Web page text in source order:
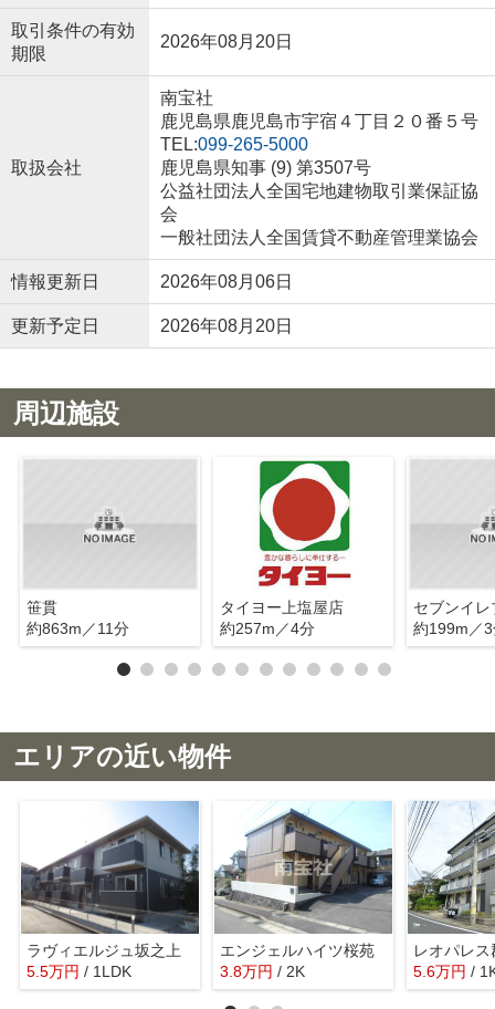
取引条件の有効
期限
2026年08月20日
取扱会社
南宝社
鹿児島県鹿児島市宇宿４丁目２０番５号
TEL:099-265-5000
鹿児島県知事 (9) 第3507号
公益社団法人全国宅地建物取引業保証協
会
一般社団法人全国賃貸不動産管理業協会
情報更新日 2026年08月06日
更新予定日 2026年08月20日
周辺施設
笹貫
約863m／11分
タイヨー上塩屋店
約257m／4分
約199m／
エリアの近い物件
ラヴィエルジュ坂之上
5.5万円 / 1LDK
エンジェルハイツ桜苑
3.8万円 / 2K
レオパレ
5.6万円 /